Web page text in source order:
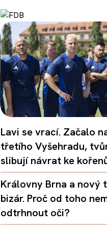
Lavi se vrací. Začalo
třetího Vyšehradu,
slibují návrat ke
Královny Brna a nový
bizár. Proč od toho
odtrhnout oči?